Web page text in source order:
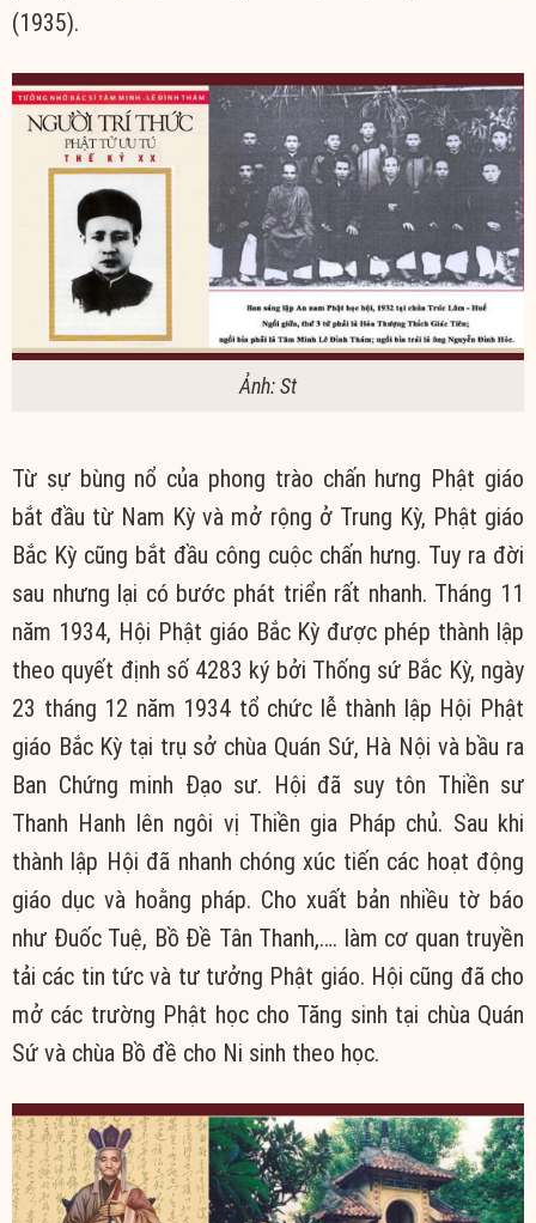
(1935).
Ảnh: St
Từ sự bùng nổ của phong trào chấn hưng Phật giáo
bắt đầu từ Nam Kỳ và mở rộng ở Trung Kỳ, Phật giáo
Bắc Kỳ cũng bắt đầu công cuộc chấn hưng. Tuy ra đời
sau nhưng lại có bước phát triển rất nhanh. Tháng 11
năm 1934, Hội Phật giáo Bắc Kỳ được phép thành lập
theo quyết định số 4283 ký bởi Thống sứ Bắc Kỳ, ngày
23 tháng 12 năm 1934 tổ chức lễ thành lập Hội Phật
giáo Bắc Kỳ tại trụ sở chùa Quán Sứ, Hà Nội và bầu ra
Ban Chứng minh Đạo sư. Hội đã suy tôn Thiền sư
Thanh Hanh lên ngôi vị Thiền gia Pháp chủ. Sau khi
thành lập Hội đã nhanh chóng xúc tiến các hoạt động
giáo dục và hoằng pháp. Cho xuất bản nhiều tờ báo
như Đuốc Tuệ, Bồ Đề Tân Thanh,…. làm cơ quan truyền
tải các tin tức và tư tưởng Phật giáo. Hội cũng đã cho
mở các trường Phật học cho Tăng sinh tại chùa Quán
Sứ và chùa Bồ đề cho Ni sinh theo học.